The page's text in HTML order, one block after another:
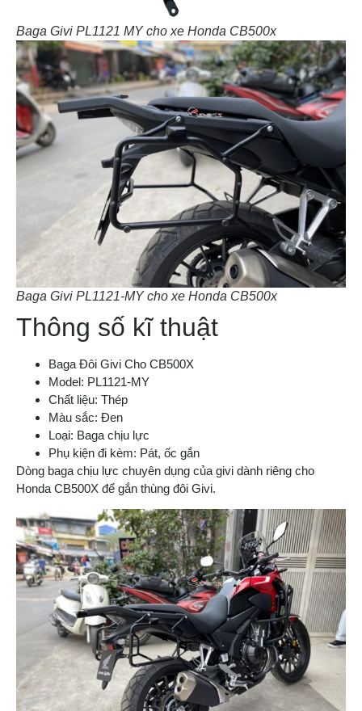
Baga Givi PL1121 MY cho xe Honda CB500x
Baga Givi PL1121-MY cho xe Honda CB500x
Thông số kĩ thuật
Baga Đôi Givi Cho CB500X
Model: PL1121-MY
Chất liệu: Thép
Màu sắc: Đen
Loại: Baga chịu lực
Phụ kiện đi kèm: Pát, ốc gắn
Dòng baga chịu lực chuyên dụng của givi dành riêng cho
Honda CB500X để gắn thùng đôi Givi.